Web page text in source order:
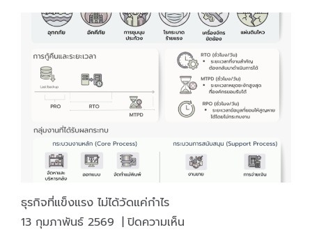
ชำร่วย
จาก
โรงงาน
ไพ่
กรม
สรรพ
สามิต
ธุรกิจที่แข็งแรง ไม่ได้วัดแค่กำไร
13 กุมภาพันธ์ 2569 | ปิดความเห็นบน